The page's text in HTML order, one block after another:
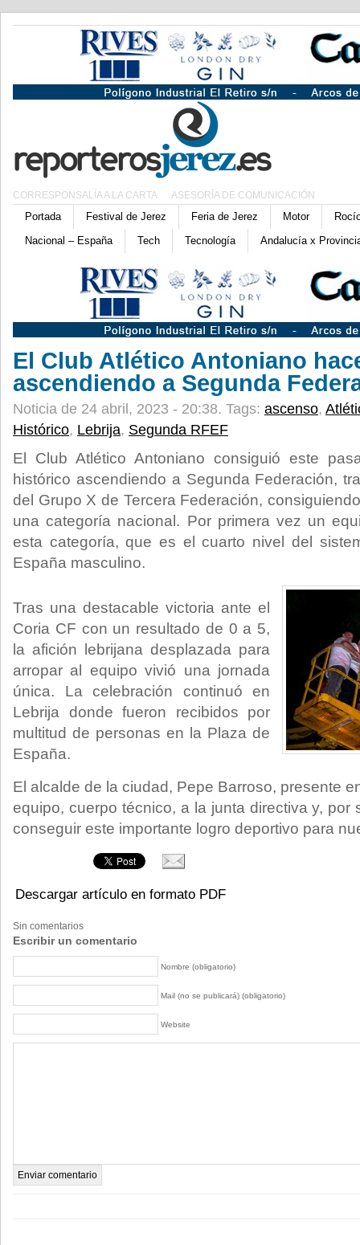
CORRESPONSALÍA A LA CARTA ASESORÍA DE COMUNICACIÓN
Portada Festival de Jerez Feria de Jerez Motor
Nacional – España
Tech Tecnología Andalucía x
El Club Atlético Antoniano
ascendiendo a Segunda
Noticia de 24 abril, 2023 - 20:38. Tags: ascenso,
Histórico, Lebrija, Segunda RFEF
El Club Atlético Antoniano consiguió este
histórico ascendiendo a Segunda Federación,
del Grupo X de Tercera Federación,
una categoría nacional. Por primera vez un
esta categoría, que es el cuarto nivel del
España masculino.
Tras una destacable victoria ante el
Coria CF con un resultado de 0 a 5,
la afición lebrijana desplazada para
arropar al equipo vivió una jornada
única. La celebración continuó en
Lebrija donde fueron recibidos por
multitud de personas en la Plaza de
España.
El alcalde de la ciudad, Pepe Barroso, presente
equipo, cuerpo técnico, a la junta directiva y, por
conseguir este importante logro deportivo para
Descargar artículo en formato PDF
Sin comentarios
Escribir un comentario
Nombre (obligatorio)
Mail (no se publicará) (obligatorio)
Website